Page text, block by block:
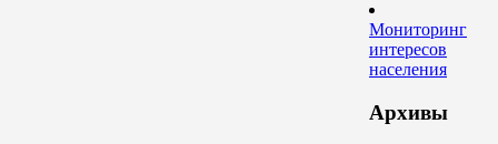
Мониторинг
интересов
населения
Архивы